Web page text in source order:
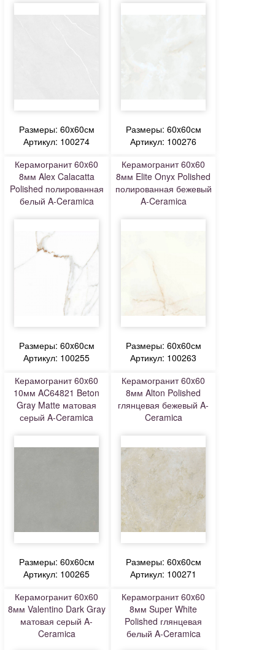
Размеры: 60x60см
Артикул: 100274
Размеры: 60x60см
Артикул: 100276
Керамогранит 60x60
8мм Alex Calacatta
Polished полированная
белый A-Ceramica
Размеры: 60x60см
Артикул: 100255
Керамогранит 60x60
8мм Elite Onyx Polished
полированная бежевый
A-Ceramica
Размеры: 60x60см
Артикул: 100263
Керамогранит 60x60
10мм AC64821 Beton
Gray Matte матовая
серый A-Ceramica
Размеры: 60x60см
Артикул: 100265
Керамогранит 60x60
8мм Alton Polished
глянцевая бежевый A-
Ceramica
Размеры: 60x60см
Артикул: 100271
Керамогранит 60x60
8мм Valentino Dark Gray
матовая серый A-
Ceramica
Керамогранит 60x60
8мм Super White
Polished глянцевая
белый A-Ceramica